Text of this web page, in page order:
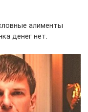
алименты
денег нет.